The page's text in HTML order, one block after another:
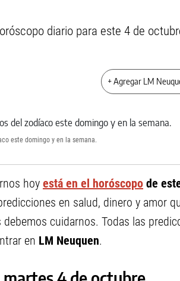
diario para este 4 de
+ Agregar LM
este domingo y en la semana.
hoy está en el horóscopo de
en salud, dinero y amor
cuidarnos. Todas las
en LM Neuquen.